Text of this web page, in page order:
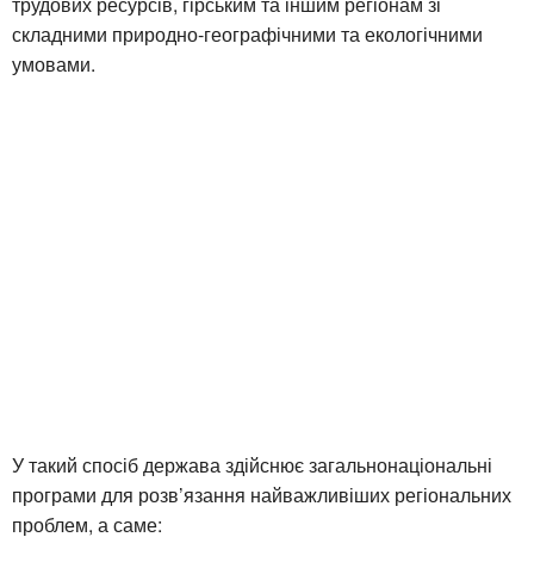
складними природно-географічними та екологічними
умовами.
У такий спосіб держава здійснює загальнонаціональні
програми для розв’язання найважливіших регіональних
проблем, а саме: